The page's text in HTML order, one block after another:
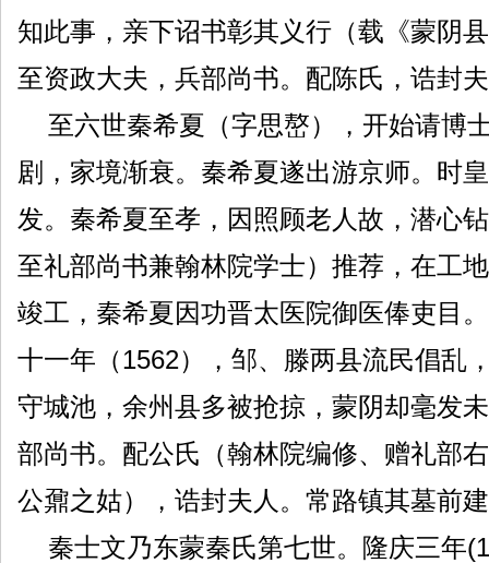
知此事，亲下诏书彰其义行（载《蒙阴
至资政大夫，兵部尚书。配陈氏，诰封
至六世秦希夏（字思嶅），开始请博
剧，家境渐衰。秦希夏遂出游京师。时
发。秦希夏至孝，因照顾老人故，潜心
至礼部尚书兼翰林院学士）推荐，在工
竣工，秦希夏因功晋太医院御医俸吏目
十一年（1562），邹、滕两县流民倡乱
守城池，余州县多被抢掠，蒙阴却毫发
部尚书。配公氏（翰林院编修、赠礼部
公鼐之姑），诰封夫人。常路镇其墓前
秦士文乃东蒙秦氏第七世。隆庆三年